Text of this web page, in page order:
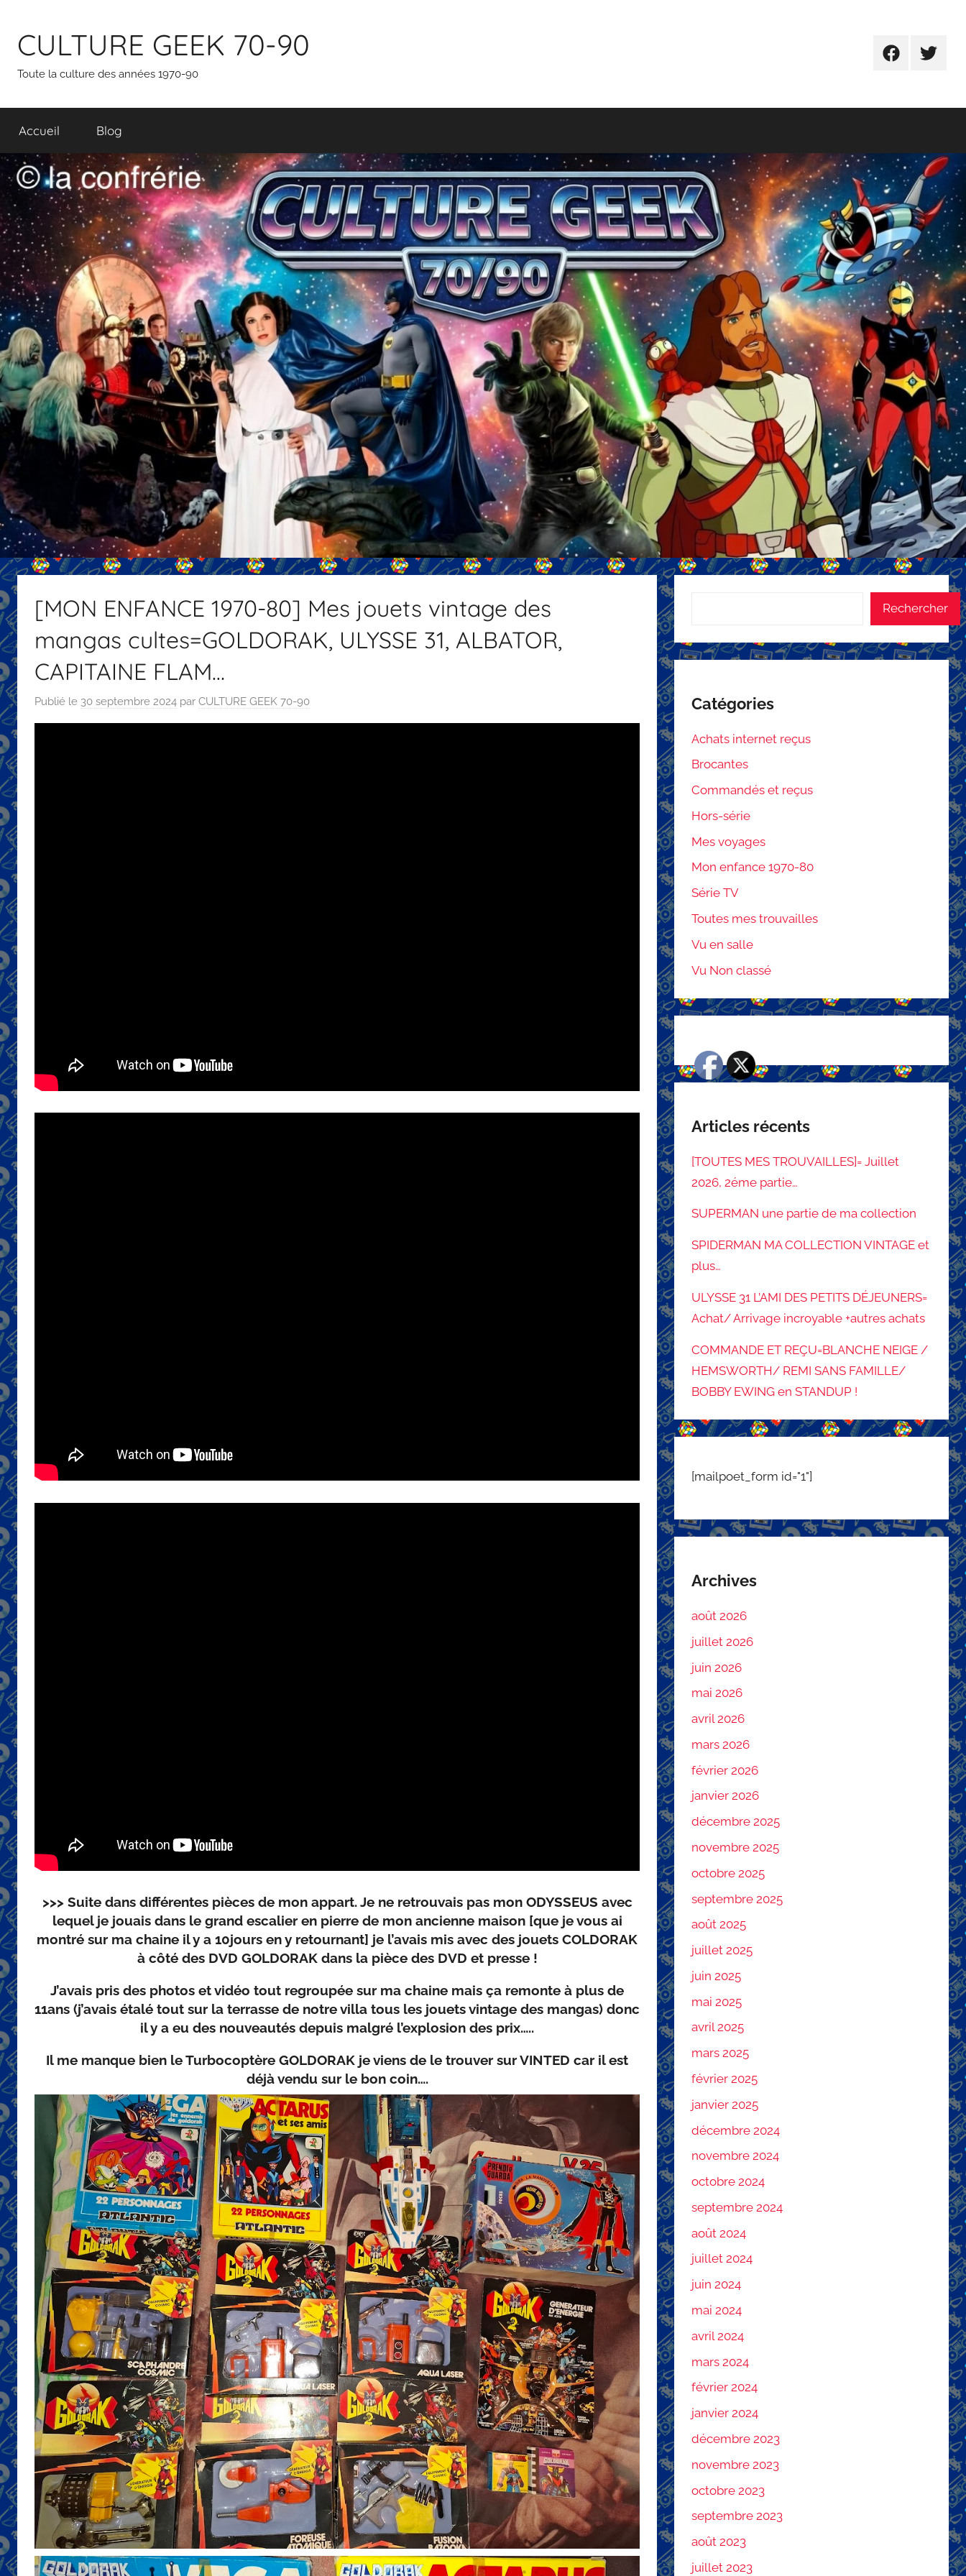
contenu
CULTURE GEEK 70-90
Toute la culture des années 1970-90
FB TW
Accueil Blog
[MON ENFANCE 1970-80] Mes jouets vintage des
mangas cultes=GOLDORAK, ULYSSE 31, ALBATOR,
CAPITAINE FLAM…
Publié le 30 septembre 2024 par CULTURE GEEK 70-90
>>> Suite dans différentes pièces de mon appart. Je ne retrouvais pas mon ODYSSEUS avec
lequel je jouais dans le grand escalier en pierre de mon ancienne maison [que je vous ai
montré sur ma chaine il y a 10jours en y retournant] je l’avais mis avec des jouets COLDORAK
à côté des DVD GOLDORAK dans la pièce des DVD et presse !
J’avais pris des photos et vidéo tout regroupée sur ma chaine mais ça remonte à plus de
11ans (j’avais étalé tout sur la terrasse de notre villa tous les jouets vintage des mangas) donc
il y a eu des nouveautés depuis malgré l’explosion des prix…..
Il me manque bien le Turbocoptère GOLDORAK je viens de le trouver sur VINTED car il est
déjà vendu sur le bon coin….
Rechercher
Catégories
Achats internet reçus
Brocantes
Commandés et reçus
Hors-série
Mes voyages
Mon enfance 1970-80
Série TV
Toutes mes trouvailles
Vu en salle
Vu Non classé
Articles récents
[TOUTES MES TROUVAILLES]= Juillet
2026, 2éme partie…
SUPERMAN une partie de ma collection
SPIDERMAN MA COLLECTION VINTAGE et
plus…
ULYSSE 31 L’AMI DES PETITS DÉJEUNERS=
Achat/ Arrivage incroyable +autres achats
COMMANDE ET REÇU=BLANCHE NEIGE /
HEMSWORTH/ REMI SANS FAMILLE/
BOBBY EWING en STANDUP !
[mailpoet_form id="1"]
Archives
août 2026
juillet 2026
juin 2026
mai 2026
avril 2026
mars 2026
février 2026
janvier 2026
décembre 2025
novembre 2025
octobre 2025
septembre 2025
août 2025
juillet 2025
juin 2025
mai 2025
avril 2025
mars 2025
février 2025
janvier 2025
décembre 2024
novembre 2024
octobre 2024
septembre 2024
août 2024
juillet 2024
juin 2024
mai 2024
avril 2024
mars 2024
février 2024
janvier 2024
décembre 2023
novembre 2023
octobre 2023
septembre 2023
août 2023
juillet 2023